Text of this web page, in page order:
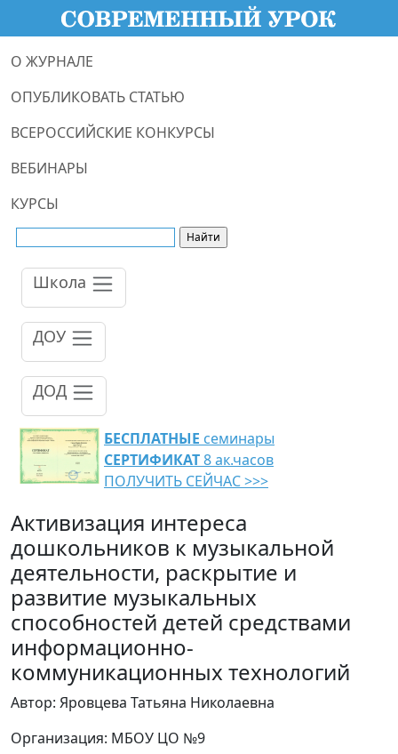
О ЖУРНАЛЕ
ОПУБЛИКОВАТЬ СТАТЬЮ
ВСЕРОССИЙСКИЕ КОНКУРСЫ
ВЕБИНАРЫ
КУРСЫ
Школа
ДОУ
ДОД
БЕСПЛАТНЫЕ семинары
СЕРТИФИКАТ8 ак.часов
ПОЛУЧИТЬ СЕЙЧАС >>>
Активизация интереса
дошкольников к музыкальной
деятельности, раскрытие и
развитие музыкальных
способностей детей средствами
информационно-
коммуникационных технологий
Автор: Яровцева Татьяна Николаевна
Организация: МБОУ ЦО №9